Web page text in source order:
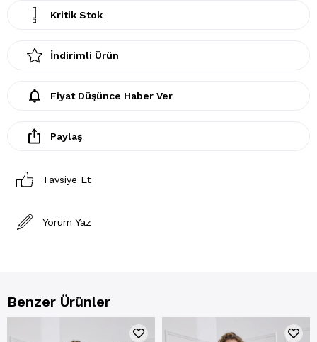
Kritik Stok
İndirimli Ürün
Fiyat Düşünce Haber Ver
Paylaş
Tavsiye Et
Yorum Yaz
Benzer Ürünler